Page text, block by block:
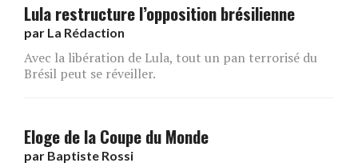
Lula restructure l’opposition brésilienne
par La Rédaction
Avec la libération de Lula, tout un pan terrorisé du
Brésil peut se réveiller.
Eloge de la Coupe du Monde
par Baptiste Rossi